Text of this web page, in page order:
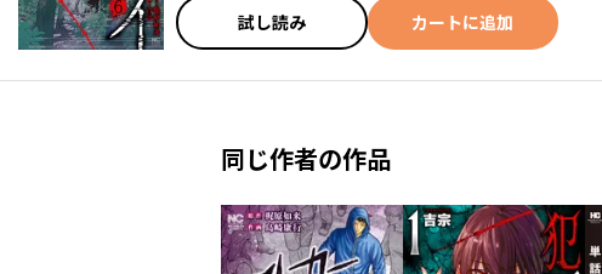
試し読み カートに追加
同じ作者の作品